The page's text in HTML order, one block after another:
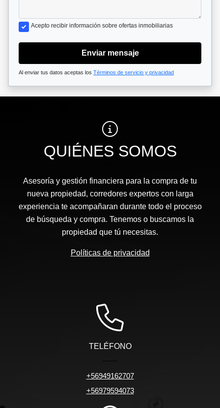
Acepto recibir información sobre ofertas inmobiliarias
Enviar mensaje
Al enviar tus datos aceptas los Términos de servicio y privacidad
QUIÉNES SOMOS
Asesoría y gestión financiera para la compra de tu
nueva propiedad, corredores expertos con larga
experiencia te acompañaran durante todo el proceso
de búsqueda y compra. Tenemos o buscamos la
propiedad que tú necesitas.
Políticas de privacidad
TELÉFONO
+56949162707
+56979594073